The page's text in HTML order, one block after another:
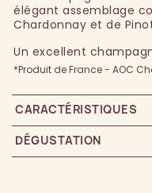
élégant assemblage
Chardonnay et de
Un excellent
*Produit de France - AOC
CARACTÉRISTIQUES
DÉGUSTATION